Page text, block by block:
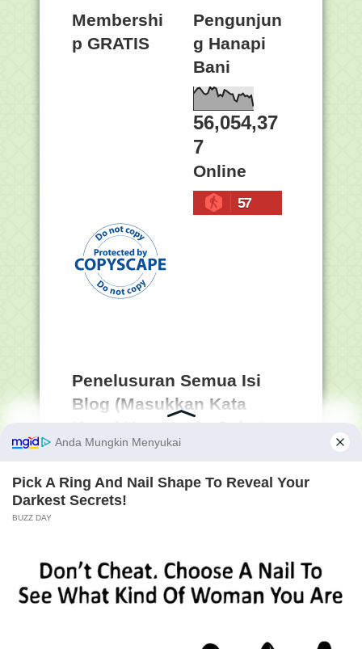
Membershi
p GRATIS
Pengunjun
g Hanapi
Bani
56,054,37
7
Online
57
Penelusuran Semua Isi
Blog (Masukkan Kata
Cari) :